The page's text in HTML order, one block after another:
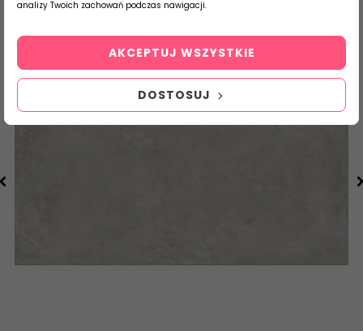
analizy Twoich zachowań podczas nawigacji.
DOSTOSUJ
AKCEPTUJ WSZYSTKIE